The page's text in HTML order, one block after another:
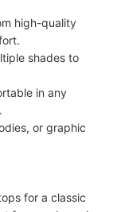
high-quality
shades to
in any
or graphic
for a classic